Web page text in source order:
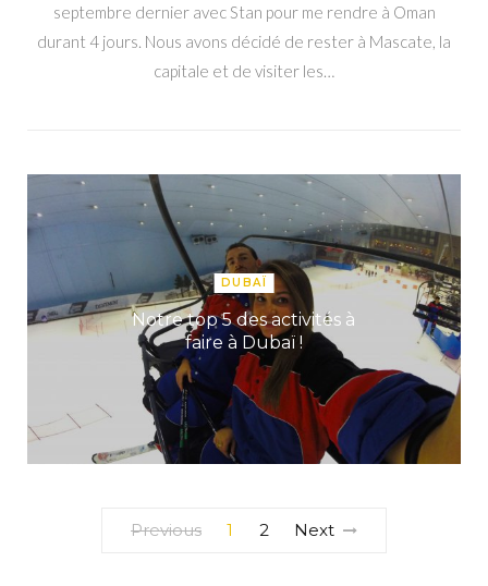
septembre dernier avec Stan pour me rendre à Oman
durant 4 jours. Nous avons décidé de rester à Mascate, la
capitale et de visiter les…
DUBAÏ
Notre top 5 des activités à
faire à Dubaï !
Previous 1 2 Next